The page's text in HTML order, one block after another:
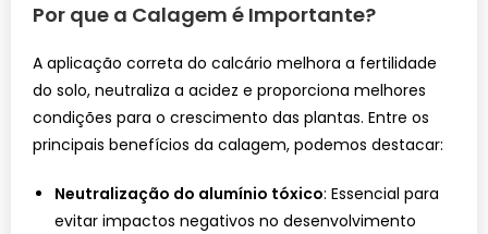
Por que a Calagem é Importante?
A aplicação correta do calcário melhora a fertilidade
do solo, neutraliza a acidez e proporciona melhores
condições para o crescimento das plantas. Entre os
principais benefícios da calagem, podemos destacar:
Neutralização do alumínio tóxico: Essencial para
evitar impactos negativos no desenvolvimento